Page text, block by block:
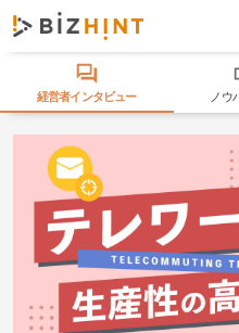
経営者インタビュー ノウ